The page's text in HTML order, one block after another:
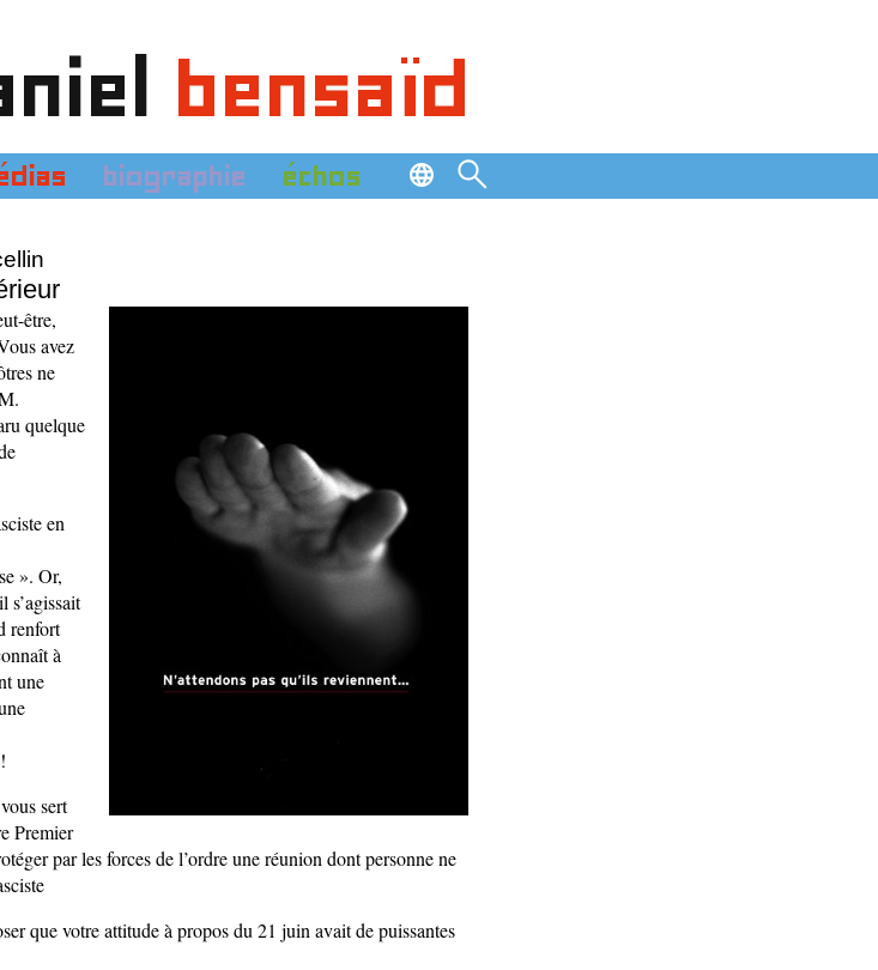
bensaïd
biographie échos
être,
avez
ne
quelque
en
». Or,
s’agissait
renfort
à
une
sert
Premier
par les forces de l’ordre une réunion dont personne ne
que votre attitude à propos du 21 juin avait de puissantes